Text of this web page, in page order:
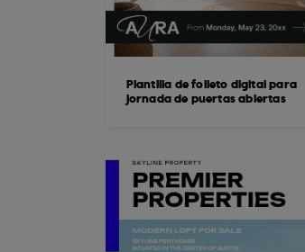
Plantilla de folleto digital para
jornada de puertas abiertas